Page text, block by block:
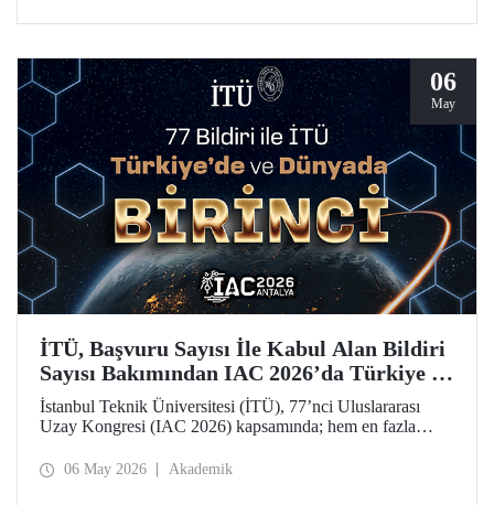
06
May
İTÜ, Başvuru Sayısı İle Kabul Alan Bildiri
Sayısı Bakımından IAC 2026’da Türkiye ve
Dünya Birincisi
İstanbul Teknik Üniversitesi (İTÜ), 77’nci Uluslararası
Uzay Kongresi (IAC 2026) kapsamında; hem en fazla
üniversite olarak Türkiye’de ve dünyada birinci sırada yer
06 May 2026 Akademik